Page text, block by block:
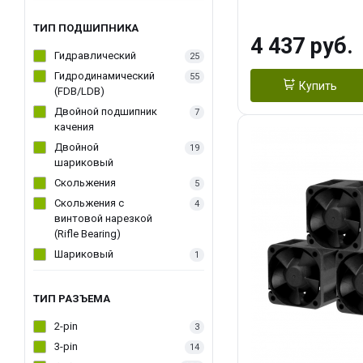
ТИП ПОДШИПНИКА
Гидравлический 25
Гидродинамический
(FDB/LDB)
55
Двойной подшипник
качения
7
Двойной
шариковый
19
Скольжения 5
Скольжения c
винтовой нарезкой
(Rifle Bearing)
4
Шариковый 1
ТИП РАЗЪЕМА
2-pin 3
3-pin 14
D：AM4、
4 437 руб.
Купить